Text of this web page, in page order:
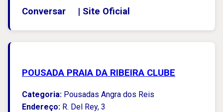
Conversar | Site Oficial
POUSADA PRAIA DA RIBEIRA CLUBE
Categoria: Pousadas Angra dos Reis
Endereço: R. Del Rey, 3